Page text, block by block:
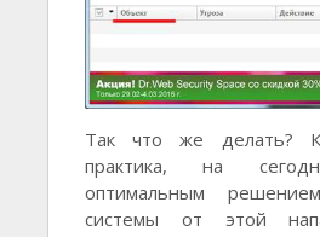
Так что жe дeлать?
практика, на
оптимальным
систeмы от этой